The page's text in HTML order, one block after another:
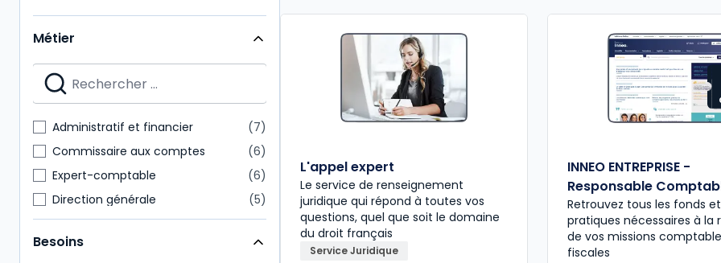
Métier
Administratif et financier
7
Commissaire aux comptes
6
Expert-comptable
6
Direction générale
5
Avocat et prof judiciaires
4
Enseignants
3
Besoins
L'appel expert
Le service de renseignement
juridique qui répond à toutes vos
questions, quel que soit le domaine
du droit français
Service Juridique
INNEO ENTREPRISE -
Responsable
Retrouvez tous les fonds
pratiques nécessaires à la
de vos missions
fiscales